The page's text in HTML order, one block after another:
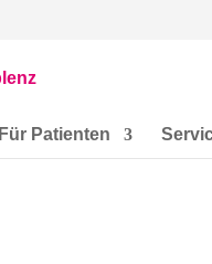
Für Patienten